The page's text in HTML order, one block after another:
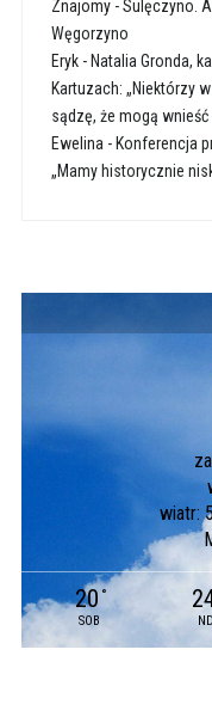
Znajomy-Sulęczyno.
Węgorzyno
Eryk- Natalia Gronda,
Kartuzach: „Niektórzy
sądzę, że mogą
Ewelina - Konferencja
„Mamy historycznie
wiatr:
20 °
SOB ND